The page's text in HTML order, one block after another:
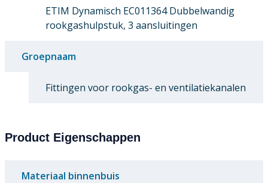
ETIM Dynamisch EC011364 Dubbelwandig
rookgashulpstuk, 3 aansluitingen
Groepnaam
Fittingen voor rookgas- en ventilatiekanalen
Product Eigenschappen
Materiaal binnenbuis